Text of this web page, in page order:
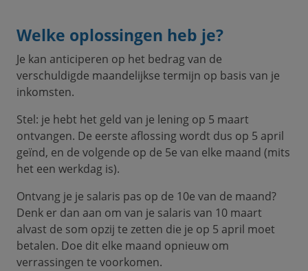
Welke oplossingen heb je?
Je kan anticiperen op het bedrag van de
verschuldigde maandelijkse termijn op basis van je
inkomsten.
Stel: je hebt het geld van je lening op 5 maart
ontvangen. De eerste aflossing wordt dus op 5 april
geïnd, en de volgende op de 5e van elke maand (mits
het een werkdag is).
Ontvang je je salaris pas op de 10e van de maand?
Denk er dan aan om van je salaris van 10 maart
alvast de som opzij te zetten die je op 5 april moet
betalen. Doe dit elke maand opnieuw om
verrassingen te voorkomen.